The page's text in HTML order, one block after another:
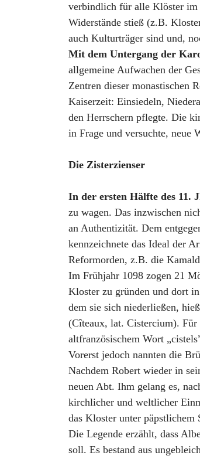
verbindlich für alle Klöster im
Widerstände stieß (z.B.
auch Kulturträger sind und,
Mit dem Untergang der
allgemeine Aufwachen der
Zentren dieser monastischen
Kaiserzeit: Einsiedeln,
den Herrschern pflegte. Die
in Frage und versuchte, neue
Die Zisterzienser
In der ersten Hälfte des 11.
zu wagen. Das inzwischen
an Authentizität. Dem
kennzeichnete das Ideal der
Reformorden, z.B. die
Im Frühjahr 1098 zogen 21
Kloster zu gründen und dort
dem sie sich niederließen,
(Cîteaux, lat. Cistercium). Für
altfranzösischem Wort
Vorerst jedoch nannten die
Nachdem Robert wieder in
neuen Abt. Ihm gelang es,
kirchlicher und weltlicher
das Kloster unter päpstlichem
Die Legende erzählt, dass
soll. Es bestand aus